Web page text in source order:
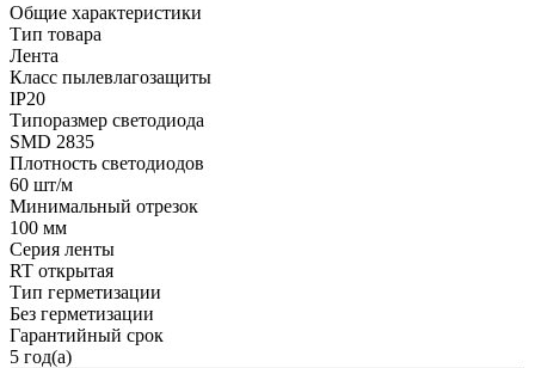
Общие характеристики
Тип товара
Лента
Класс пылевлагозащиты
IP20
Типоразмер светодиода
SMD 2835
Плотность светодиодов
60 шт/м
Минимальный отрезок
100 мм
Серия ленты
RT открытая
Тип герметизации
Без герметизации
Гарантийный срок
5 год(а)